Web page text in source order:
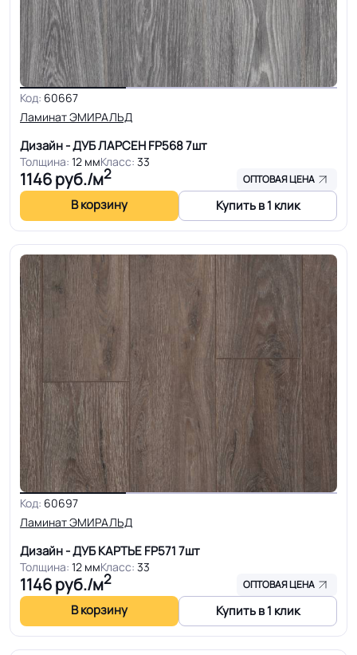
Код: 60667
Ламинат ЭМИРАЛЬД
Дизайн - ДУБ ЛАРСЕН FP5687шт
Толщина: 12 ммКласс: 33
1146руб./м2 ОПТОВАЯ ЦЕНА
В корзину Купить в 1 клик
Код: 60697
Ламинат ЭМИРАЛЬД
Дизайн - ДУБ КАРТЬЕ FP5717шт
Толщина: 12 ммКласс: 33
1146руб./м2 ОПТОВАЯ ЦЕНА
В корзину Купить в 1 клик